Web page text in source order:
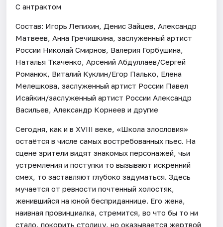
С антрактом
Состав: Игорь Лепихин, Денис Зайцев, Александр
Матвеев, Анна Гречишкина, заслуженный артист
России Николай Смирнов, Валерия Горбушина,
Наталья Ткаченко, Арсений Абдуллаев/Сергей
Романюк, Виталий Куклин/Егор Палько, Елена
Мелешкова, заслуженный артист России Павел
Исайкин/заслуженный артист России Александр
Васильев, Александр Корнеев и другие
Сегодня, как и в XVIII веке, «Школа злословия»
остаётся в числе самых востребованных пьес. На
сцене зрители видят знакомых персонажей, чьи
устремления и поступки то вызывают искренний
смех, то заставляют глубоко задуматься. Здесь
мучается от ревности почтенный холостяк,
женившийся на юной бесприданнице. Его жена,
наивная провинциалка, стремится, во что бы то ни
стало, покорить столицу, но оказывается жертвой